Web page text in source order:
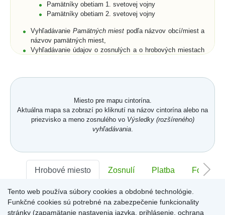
Pamätníky obetiam 1. svetovej vojny
Pamätníky obetiam 2. svetovej vojny
Vyhľadávanie Pamätných miest podľa názvov obcí/miest a
názvov pamätných miest,
Vyhľadávanie údajov o zosnulých a o hrobových miestach
Rozšírené vyhľadávanie zosnulých aj podľa dátumu
buď na cintorínoch konkrétnej obce/mesta, alebo na
všetkých cintorínoch obcí/miest umiestnených na portáli,
Zobrazenie zoznamov zosnulých na vyhľadaných
symbolických cintorínoch a/alebo pamätníkoch s
Prehľadné usporiadanie databázových záznamov cintorína
Karte hrobového miesta
Karta
hrobového miestaje členená na jednotlivé záložky -
Kronika,
ZáložkaHrobové miesto obsahuje položky: číslo hrobového
miesta, dĺžka, šírka, plocha a hĺbka hrobového miesta,
Miesto pre mapu cintorína.
Aktuálna mapa sa zobrazí po kliknutí na názov cintorína alebo na
priezvisko a meno zosnulého vo Výsledky (rozšíreného)
vyhľadávania.
Hrobové miesto Zosnulí Platba Foto
Sektor:- Rad:- Číslo:-
Tento web používa súbory cookies a obdobné technológie.
Funkčné cookies sú potrebné na zabezpečenie funkcionality
stránky (zapamätanie nastavenia jazyka, prihlásenie, ochrana